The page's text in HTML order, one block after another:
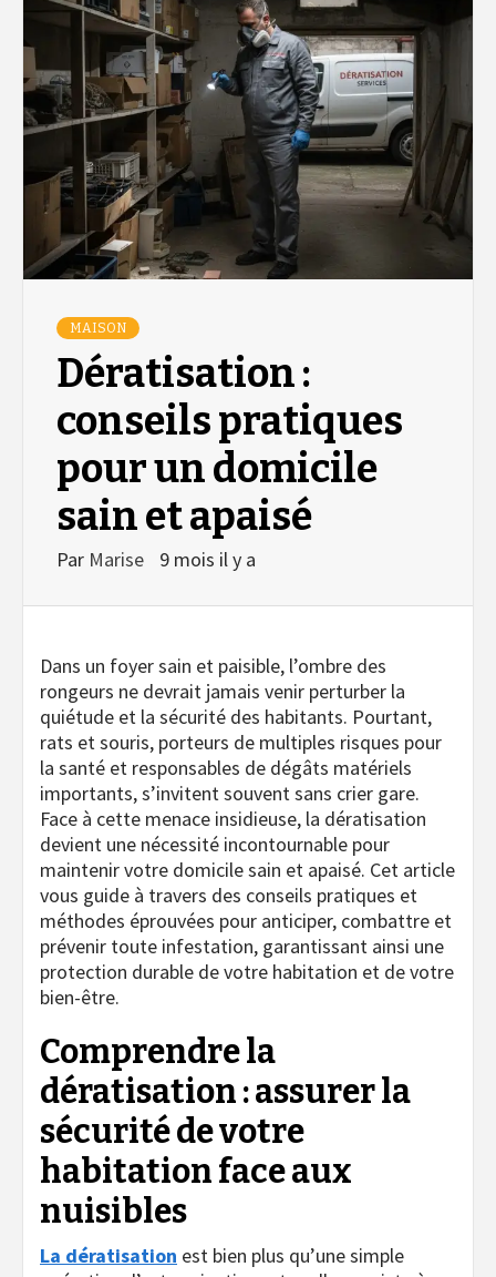
MAISON
Dératisation :
conseils pratiques
pour un domicile
sain et apaisé
Par Marise 9 mois il y a
Dans un foyer sain et paisible, l’ombre des
rongeurs ne devrait jamais venir perturber la
quiétude et la sécurité des habitants. Pourtant,
rats et souris, porteurs de multiples risques pour
la santé et responsables de dégâts matériels
importants, s’invitent souvent sans crier gare.
Face à cette menace insidieuse, la dératisation
devient une nécessité incontournable pour
maintenir votre domicile sain et apaisé. Cet article
vous guide à travers des conseils pratiques et
méthodes éprouvées pour anticiper, combattre et
prévenir toute infestation, garantissant ainsi une
protection durable de votre habitation et de votre
bien-être.
Comprendre la
dératisation : assurer la
sécurité de votre
habitation face aux
nuisibles
La dératisation est bien plus qu’une simple